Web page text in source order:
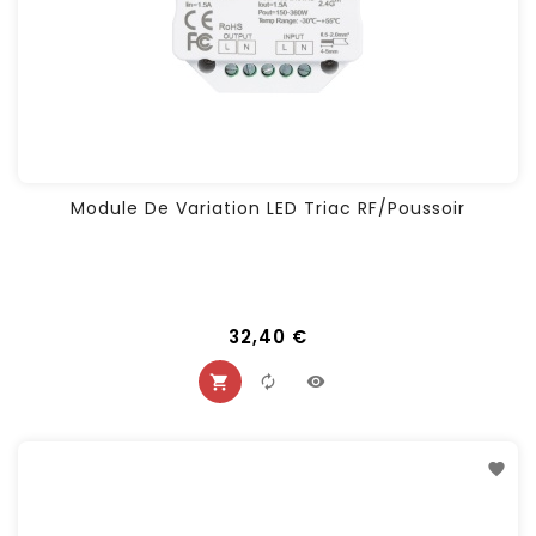
Module De Variation LED Triac RF/Poussoir
32,40 €